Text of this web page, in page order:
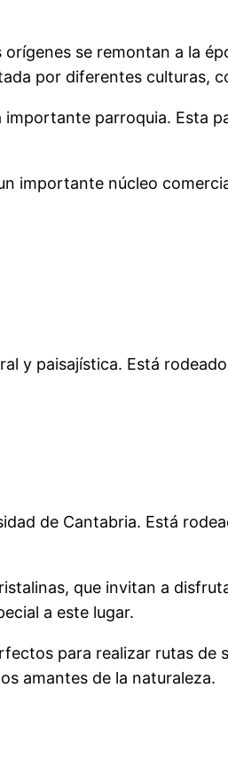
se remontan a la
por diferentes culturas,
parroquia. Esta
importante núcleo
y paisajística. Está
de Cantabria. Está
que invitan a
a este lugar.
para realizar rutas de
amantes de la naturaleza.